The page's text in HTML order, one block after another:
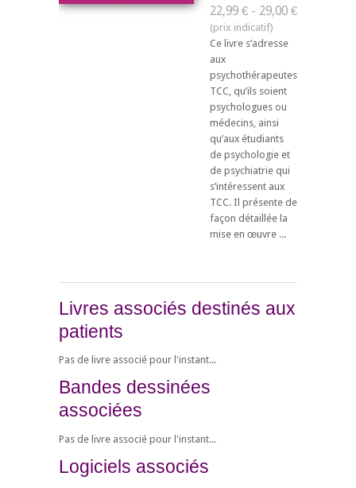
22,99 € - 29,00 €
Ce livre s’adresse
aux
psychothérapeutes
TCC, qu’ils soient
psychologues ou
médecins, ainsi
qu’aux étudiants
de psychologie et
de psychiatrie qui
s’intéressent aux
TCC. Il présente de
façon détaillée la
mise en œuvre ...
Livres associés destinés aux
patients
Pas de livre associé pour l'instant...
Bandes dessinées
associées
Pas de livre associé pour l'instant...
Logiciels associés